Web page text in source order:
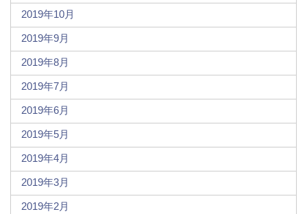
2019年10月
2019年9月
2019年8月
2019年7月
2019年6月
2019年5月
2019年4月
2019年3月
2019年2月